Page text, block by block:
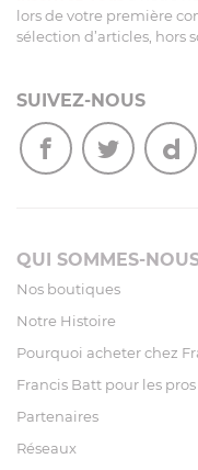
lors de votre première
sélection d’articles, hors
SUIVEZ-NOUS
QUI SOMMES-
Nos boutiques
Notre Histoire
Pourquoi acheter chez
Francis Batt pour les pros
Partenaires
Réseaux